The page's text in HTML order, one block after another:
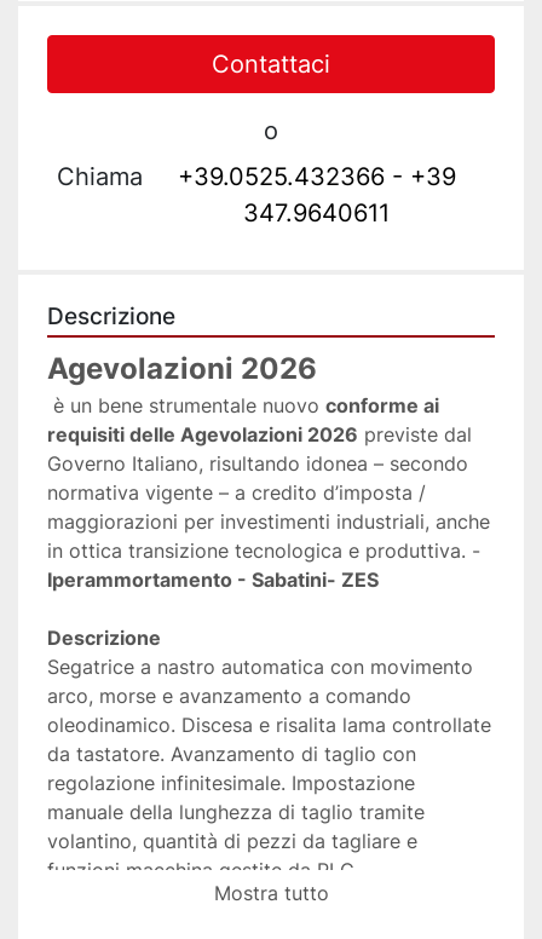
Contattaci
o
Chiama
+39.0525.432366 - +39
347.9640611
Descrizione
Agevolazioni 2026
è un bene strumentale nuovo conforme ai
requisiti delle Agevolazioni 2026 previste dal
Governo Italiano, risultando idonea – secondo
normativa vigente – a credito d’imposta /
maggiorazioni per investimenti industriali, anche
in ottica transizione tecnologica e produttiva. -
Iperammortamento - Sabatini- ZES
Descrizione
Segatrice a nastro automatica con movimento
arco, morse e avanzamento a comando
oleodinamico. Discesa e risalita lama controllate
da tastatore. Avanzamento di taglio con
regolazione infinitesimale. Impostazione
manuale della lunghezza di taglio tramite
volantino, quantità di pezzi da tagliare e
funzioni macchina gestite da PLC.
Tensionamento lama meccanico controllato da
Mostra tutto